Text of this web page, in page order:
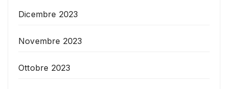
Dicembre 2023
Novembre 2023
Ottobre 2023